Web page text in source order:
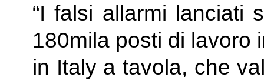
“I falsi allarmi lanciati
180mila posti di lavoro
in Italy a tavola, che